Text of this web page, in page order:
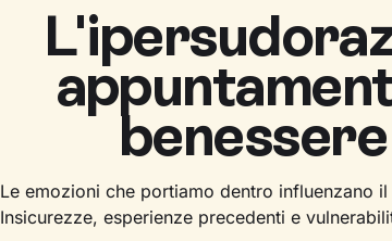
Le emozioni che portiamo dentro influenzano
Insicurezze, esperienze precedenti e